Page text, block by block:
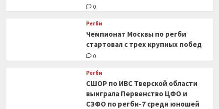
0
Регби
Чемпионат Москвы по регби
стартовал с трех крупных побед
0
Регби
СШОР по ИВС Тверской области
выиграла Первенство ЦФО и
СЗФО по регби-7 среди юношей